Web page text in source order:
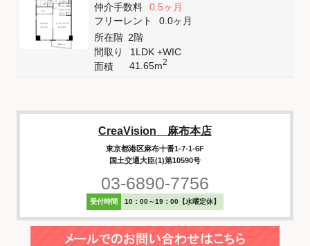
仲介手数料
0.5ヶ月
フリーレント
0.0ヶ月
所在階 2階
間取り
1LDK +WIC
面積
41.65m2
CreaVision 麻布本店
東京都港区麻布十番1-7-1-6F
国土交通大臣(1)第10590号
03-6890-7756
受付時間 10：00～19：00【水曜定休】